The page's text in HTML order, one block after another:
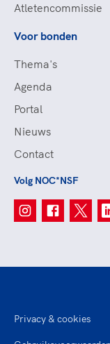
Atletencommissie
Voor bonden
Thema's
Agenda
Portal
Nieuws
Contact
Volg NOC*NSF
Privacy & cookies